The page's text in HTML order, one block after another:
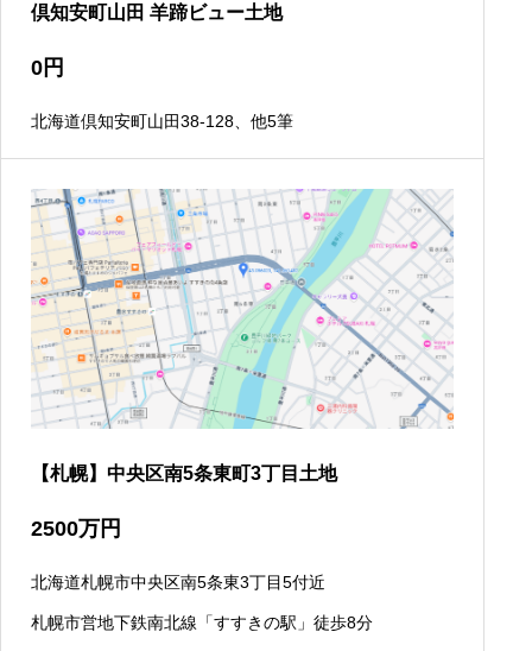
倶知安町山田 羊蹄ビュー土地
0 円
北海道倶知安町山田38-128、他5筆
【札幌】中央区南5条東町3丁目土地
2500万円
北海道札幌市中央区南5条東3丁目5付近
札幌市営地下鉄南北線「すすきの駅」徒歩8分